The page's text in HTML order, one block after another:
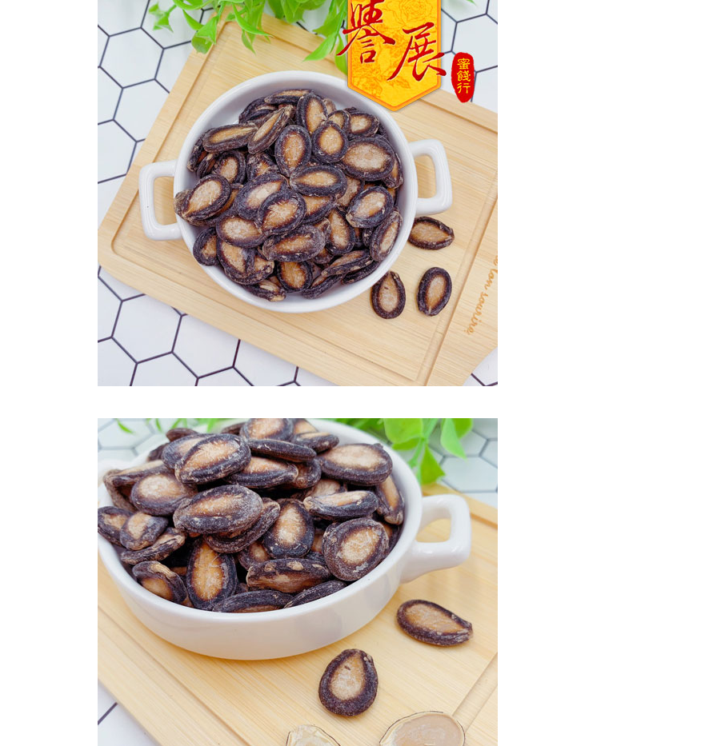
7-11取貨付款
每筆NT$60，滿NT$799(含以上)免運費
付款後7-11取貨
每筆NT$60，滿NT$799(含以上)免運費
宅配到家
每筆NT$150，滿NT$1,399(含以上)免運費
澎湖金門馬祖宅配到家
每筆NT$250
付款後門市自取
免運費